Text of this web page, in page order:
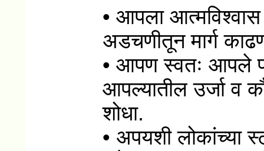
• आपला
अडचणीतून मार्ग
• आपण स्वतः आपले
आपल्यातील उर्जा व
शोधा.
• अपयशी लोकांच्या